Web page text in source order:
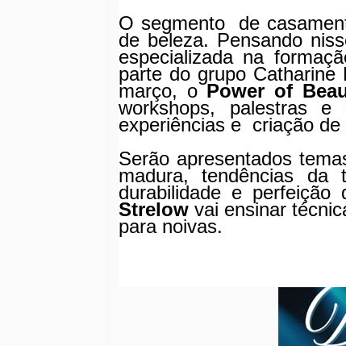
O segmento de
de beleza. Pensando
especializada na
parte do grupo Catharine
março, oPower of
workshops, palestras e
experiências e criação
Serão apresentados
madura, tendências da
durabilidade e perfeição
Strelow vai ensinar
para noivas.